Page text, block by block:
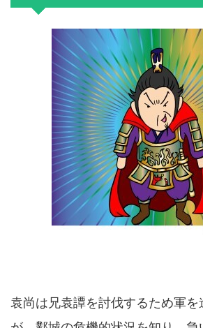
袁尚は兄袁譚を討伐するため軍を